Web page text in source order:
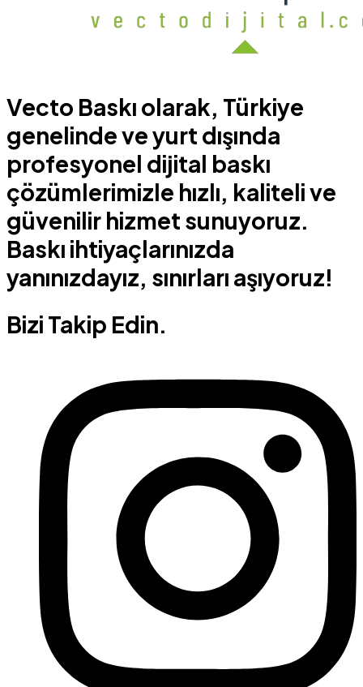
Vecto Baskı olarak, Türkiye
genelinde ve yurt dışında
profesyonel dijital baskı
çözümlerimizle hızlı, kaliteli ve
güvenilir hizmet sunuyoruz.
Baskı ihtiyaçlarınızda
yanınızdayız, sınırları aşıyoruz!
Bizi Takip Edin.